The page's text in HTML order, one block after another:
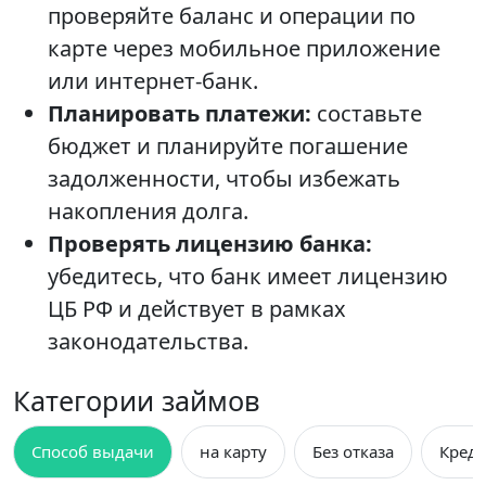
проверяйте баланс и операции по
карте через мобильное приложение
или интернет-банк.
Планировать платежи: составьте
бюджет и планируйте погашение
задолженности, чтобы избежать
накопления долга.
Проверять лицензию банка:
убедитесь, что банк имеет лицензию
ЦБ РФ и действует в рамках
законодательства.
Категории займов
Способ выдачи на карту Без отказа